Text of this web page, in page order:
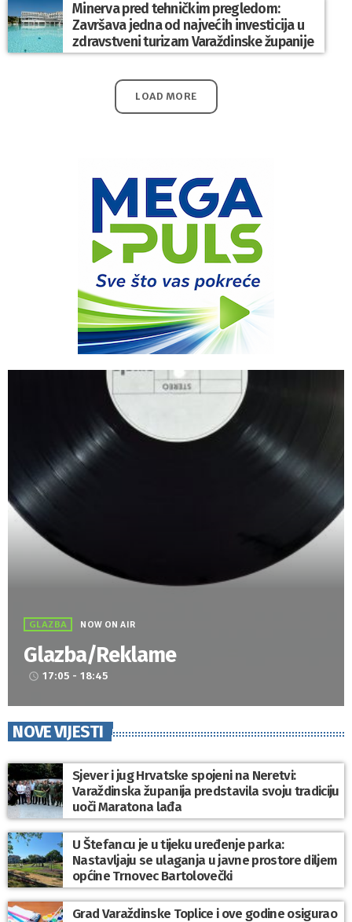
Minerva pred tehničkim pregledom:
Završava jedna od najvećih investicija u
zdravstveni turizam Varaždinske županije
LOAD MORE
GLAZBA NOW ON AIR
Glazba/Reklame
access_time 17:05 - 18:45
NOVE VIJESTI
Sjever i jug Hrvatske spojeni na Neretvi:
Varaždinska županija predstavila svoju tradiciju
uoči Maratona lađa
U Štefancu je u tijeku uređenje parka:
Nastavljaju se ulaganja u javne prostore diljem
općine Trnovec Bartolovečki
Grad Varaždinske Toplice i ove godine osigurao